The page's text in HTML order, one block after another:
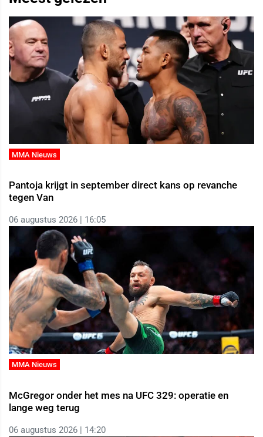
MMA Nieuws
Pantoja krijgt in september direct kans op revanche
tegen Van
06 augustus 2026 | 16:05
MMA Nieuws
McGregor onder het mes na UFC 329: operatie en
lange weg terug
06 augustus 2026 | 14:20